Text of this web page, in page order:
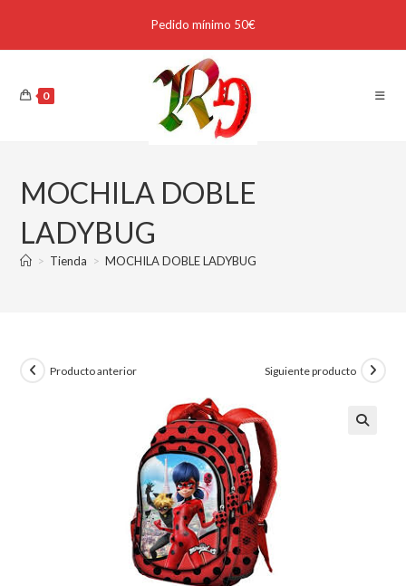
Pedido mínimo 50€
0
MOCHILA DOBLE
LADYBUG
> Tienda > MOCHILA DOBLE LADYBUG
Producto anterior Siguiente producto